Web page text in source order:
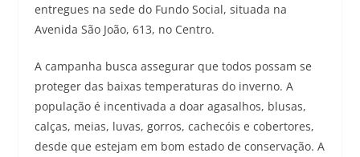
entregues na sede do Fundo Social, situada na
Avenida São João, 613, no Centro.
A campanha busca assegurar que todos possam se
proteger das baixas temperaturas do inverno. A
população é incentivada a doar agasalhos, blusas,
calças, meias, luvas, gorros, cachecóis e cobertores,
desde que estejam em bom estado de conservação. A